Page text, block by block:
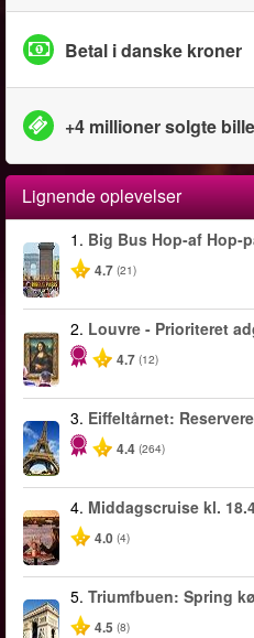
Betal i danske kroner
+4 millioner solgte
Lignende oplevelser
1. Big Bus Hop-af Hop-
4.7 (21)
2. Louvre - Prioriteret
4.7 (12)
3. Eiffeltårnet:
4.4 (264)
4. Middagscruise kl.
4.0 (4)
5. Triumfbuen: Spring
4.5 (8)